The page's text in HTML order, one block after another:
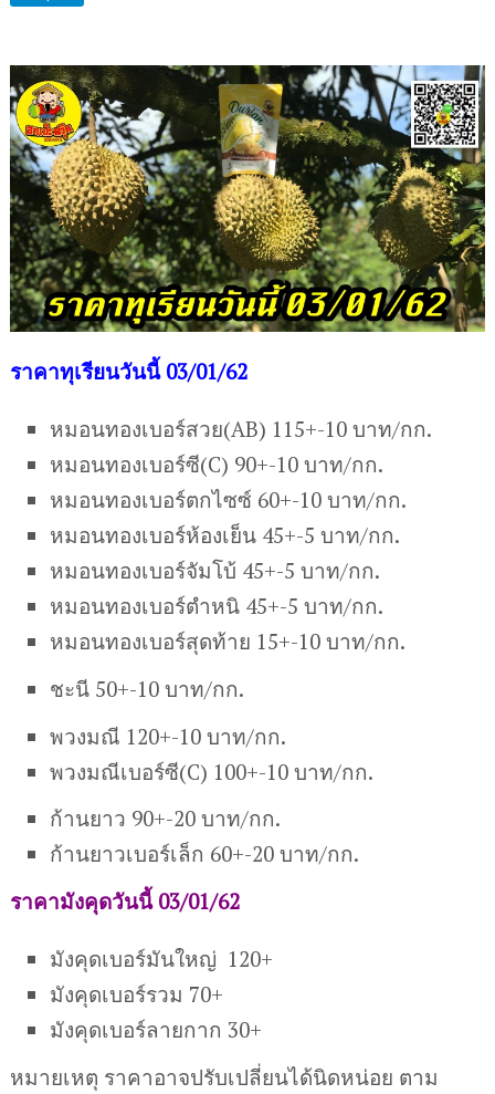
ราคาทุเรียนวันนี้ 03/01/62
หมอนทองเบอร์สวย(AB) 115+-10 บาท/กก.
หมอนทองเบอร์ซี(C) 90+-10 บาท/กก.
หมอนทองเบอร์ตกไซซ์ 60+-10 บาท/กก.
หมอนทองเบอร์ห้องเย็น 45+-5 บาท/กก.
หมอนทองเบอร์จัมโบ้ 45+-5 บาท/กก.
หมอนทองเบอร์ตำหนิ 45+-5 บาท/กก.
หมอนทองเบอร์สุดท้าย 15+-10 บาท/กก.
ชะนี 50+-10 บาท/กก.
พวงมณี 120+-10 บาท/กก.
พวงมณีเบอร์ซี(C) 100+-10 บาท/กก.
ก้านยาว 90+-20 บาท/กก.
ก้านยาวเบอร์เล็ก 60+-20 บาท/กก.
ราคามังคุดวันนี้ 03/01/62
มังคุดเบอร์มันใหญ่ 120+
มังคุดเบอร์รวม 70+
มังคุดเบอร์ลายกาก 30+
หมายเหตุ ราคาอาจปรับเปลี่ยนได้นิดหน่อย ตาม